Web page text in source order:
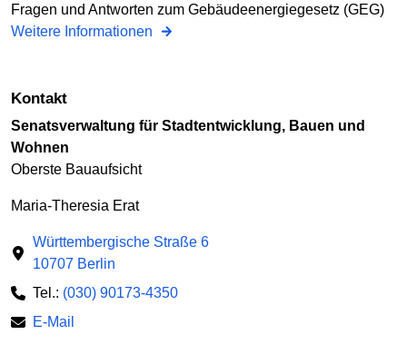
Fragen und Antworten zum Gebäudeenergiegesetz (GEG)
Weitere Informationen
Kontakt
Senatsverwaltung für Stadtentwicklung, Bauen und
Wohnen
Oberste Bauaufsicht
Maria-Theresia Erat
Württembergische Straße 6
10707 Berlin
Tel.: (030) 90173-4350
E-Mail